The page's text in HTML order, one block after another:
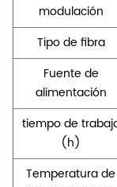
modulación
Tipo de fibra
Fuente de
alimentación
tiempo de
(h)
Temperatura de